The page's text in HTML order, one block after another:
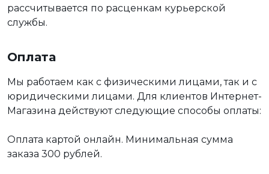
рассчитывается по расценкам курьерской
службы.
Оплата
Мы работаем как с физическими лицами, так и с
юридическими лицами. Для клиентов Интернет-
Магазина действуют следующие способы оплаты:
Оплата картой онлайн. Минимальная сумма
заказа 300 рублей.